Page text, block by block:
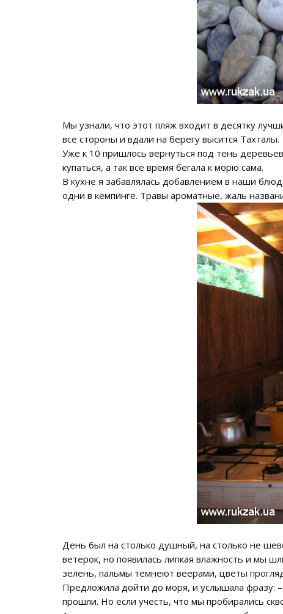
Мы узнали, что этот пляж входит в десятку
все стороны и вдали на берегу высится Тахталы.
Уже к 10 пришлось вернуться под тень
купаться, а так всё время бегала к морю сама.
В кухне я забавлялась добавлением в наши
одни в кемпинге. Травы ароматные, жаль
День был на столько душный, на столько не
ветерок, но появилась липкая влажность и мы
зелень, пальмы темнеют веерами, цветы
Предложила дойти до моря, и услышала фразу:
прошли. Но если учесть, что мы пробирались